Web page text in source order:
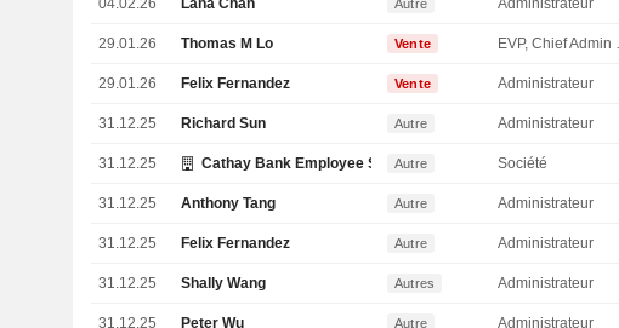
04.02.26 Lana Chan Autre Administrateur
29.01.26 Thomas M Lo Vente
29.01.26 Felix Fernandez Vente Administrateur
31.12.25 Richard Sun Autre Administrateur
31.12.25 Cathay Bank Employee Stock Ownership Plan
Autre Société
31.12.25 Anthony Tang Autre Administrateur
31.12.25 Felix Fernandez Autre Administrateur
31.12.25 Shally Wang Autres Administrateur
31.12.25 Peter Wu Autre Administrateur